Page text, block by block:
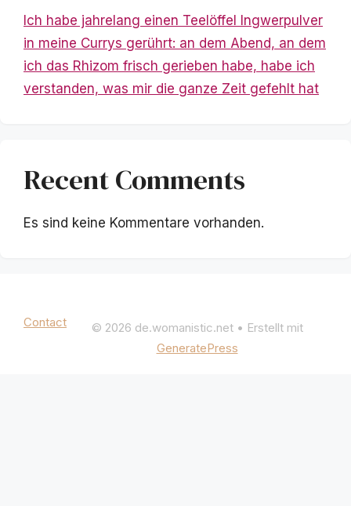
Ich habe jahrelang einen Teelöffel Ingwerpulver
in meine Currys gerührt: an dem Abend, an dem
ich das Rhizom frisch gerieben habe, habe ich
verstanden, was mir die ganze Zeit gefehlt hat
Recent Comments
Es sind keine Kommentare vorhanden.
Contact © 2026 de.womanistic.net• Erstellt mit
GeneratePress